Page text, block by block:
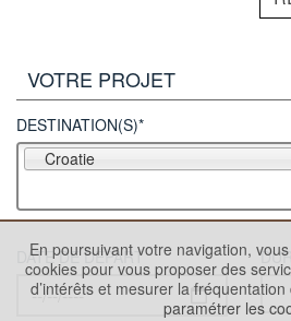
VOTRE PROJET
DESTINATION(S)*
Croatie
DATE DE DÉPART
En poursuivant votre navigation,
cookies pour vous proposer des
d’intérêts et mesurer la fréquentation
paramétrer les